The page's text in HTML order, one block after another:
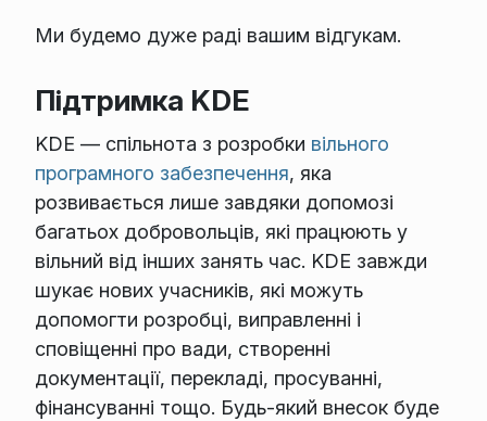
Ми будемо дуже раді вашим відгукам.
Підтримка KDE
KDE — спільнота з розробки вільного
програмного забезпечення, яка
розвивається лише завдяки допомозі
багатьох добровольців, які працюють у
вільний від інших занять час. KDE завжди
шукає нових учасників, які можуть
допомогти розробці, виправленні і
сповіщенні про вади, створенні
документації, перекладі, просуванні,
фінансуванні тощо. Будь-який внесок буде